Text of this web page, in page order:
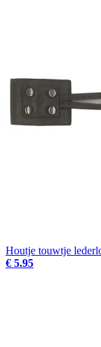
Houtje touwtje
€ 5.95